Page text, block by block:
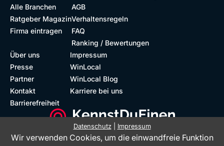
Alle Branchen
Ratgeber Magazin
Firma eintragen
AGB
Verhaltensregeln
FAQ
Ranking / Bewertungen
Über uns
Presse
Partner
Kontakt
Barrierefreiheit
Impressum
WinLocal
WinLocal Blog
Karriere bei uns
Datenschutz| Impressum
Wir verwenden Cookies, um die einwandfreie Funktion